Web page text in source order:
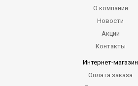
О компании
Новости
Акции
Контакты
Интернет-магазин
Оплата заказа